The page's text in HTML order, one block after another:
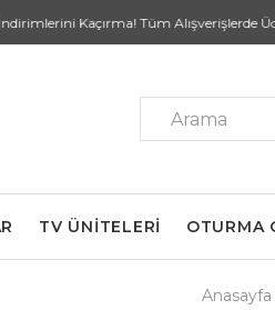
Tüm Alışverişlerde
TV ÜNİTELERİ OTURMA
Anasayfa